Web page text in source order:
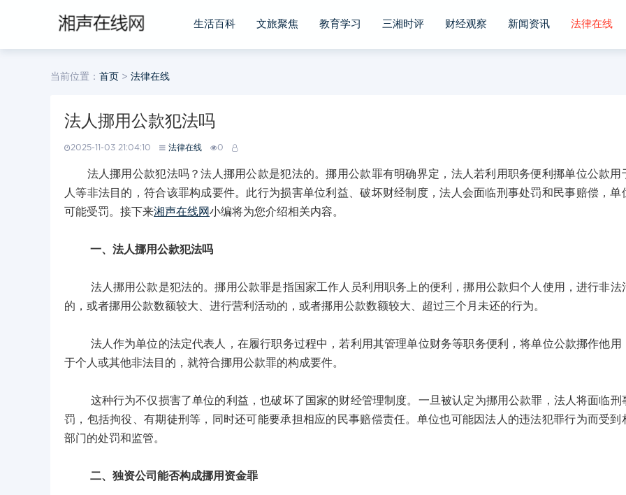
生活百科 文旅聚焦 教育学习 三湘时评 财经观察 新闻资讯 法律在线
当前位置： 首页 > 法律在线
法人挪用公款犯法吗
2025-11-03 21:04:10 法律在线 0
法人挪用公款犯法吗？法人挪用公款是犯法的。挪用公款罪有明确界定，法人若利用职务便利挪单位公款用
人等非法目的，符合该罪构成要件。此行为损害单位利益、破坏财经制度，法人会面临刑事处罚和民事赔偿，单
可能受罚。接下来湘声在线网小编将为您介绍相关内容。
一、法人挪用公款犯法吗
法人挪用公款是犯法的。挪用公款罪是指国家工作人员利用职务上的便利，挪用公款归个人使用，进行非法
的，或者挪用公款数额较大、进行营利活动的，或者挪用公款数额较大、超过三个月未还的行为。
法人作为单位的法定代表人，在履行职务过程中，若利用其管理单位财务等职务便利，将单位公款挪作他用
于个人或其他非法目的，就符合挪用公款罪的构成要件。
这种行为不仅损害了单位的利益，也破坏了国家的财经管理制度。一旦被认定为挪用公款罪，法人将面临刑
罚，包括拘役、有期徒刑等，同时还可能要承担相应的民事赔偿责任。单位也可能因法人的违法犯罪行为而受到
部门的处罚和监管。
二、独资公司能否构成挪用资金罪